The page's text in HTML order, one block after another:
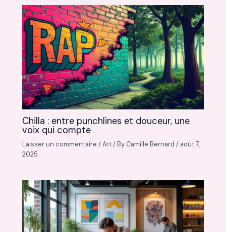
Chilla : entre punchlines et douceur, une
voix qui compte
Laisser un commentaire /Art/ By Camille Bernard/ août 7,
2025